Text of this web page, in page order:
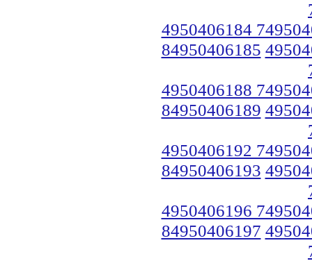
4950406184
84950406185
4950406188
84950406189
4950406192
84950406193
4950406196
84950406197